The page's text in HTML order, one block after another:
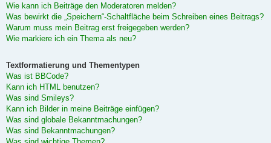
Wie kann ich Beiträge den Moderatoren melden?
Was bewirkt die „Speichern“-Schaltfläche beim Schreiben eines Beitrags?
Warum muss mein Beitrag erst freigegeben werden?
Wie markiere ich ein Thema als neu?
Textformatierung und Thementypen
Was ist BBCode?
Kann ich HTML benutzen?
Was sind Smileys?
Kann ich Bilder in meine Beiträge einfügen?
Was sind globale Bekanntmachungen?
Was sind Bekanntmachungen?